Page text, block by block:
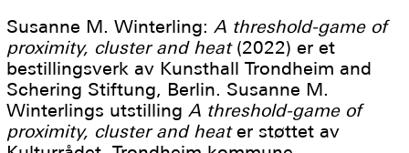
Susanne M. Winterling:A threshold-game of
proximity, cluster and heat (2022) er et
bestillingsverk av Kunsthall Trondheim and
Schering Stiftung, Berlin. Susanne M.
Winterlings utstillingA threshold-game of
proximity, cluster and heater støttet av